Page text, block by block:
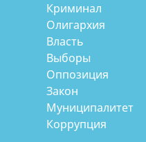
Криминал
Олигархия
Власть
Выборы
Оппозиция
Закон
Муниципалитет
Коррупция